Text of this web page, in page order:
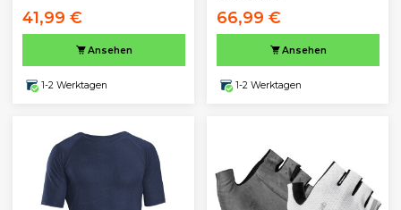
41,99 €
Ansehen
1-2 Werktagen
66,99 €
Ansehen
1-2 Werktagen